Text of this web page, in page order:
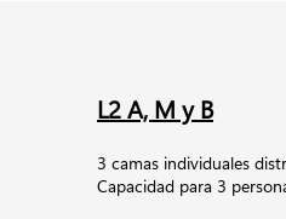
L2 A, M y B
3 camas individuales
Capacidad para 3